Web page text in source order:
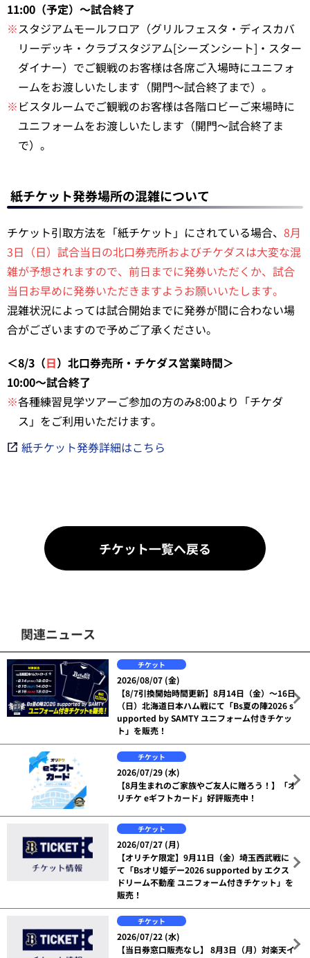
11:00（予定）～試合終了
※スタジアムモールフロア（グリルフェスタ・ディスカバ
リーデッキ・クラブスタジアム[シーズンシート]・スター
ダイナー）でご観戦のお客様は各席ご入場時にユニフォ
ームをお渡しいたします（開門～試合終了まで）。
※ ビスタルームでご観戦のお客様は各階ロビーご来場時に
ユニフォームをお渡しいたします（開門～試合終了ま
で）。
紙チケット発券場所の混雑について
チケット引取方法を「紙チケット」にされている場合、 8月
3日（日）試合当日の北口券売所およびチケダスは大変な混
雑が予想されますので、前日までに発券いただくか、試合
当日お早めに発券いただきますようお願いいたします。
混雑状況によっては試合開始までに発券が間に合わない場
合がございますので予めご了承ください。
＜8/3（日）北口券売所・チケダス営業時間＞
10:00～試合終了
※各種練習見学ツアーご参加の方のみ8:00より「チケダ
ス」をご利用いただけます。
紙チケット発券詳細はこちら
チケット一覧へ戻る
関連ニュース
チケット
2026/08/07 (金)
【8/7引換開始時間更新】8月14日（金）～16日
（日）北海道日本ハム戦にて「Bs夏の陣2026 s
upported by SAMTY ユニフォーム付きチケッ
ト」を販売！
チケット
2026/07/29 (水)
【8月生まれのご家族やご友人に贈ろう！】「オ
リチケ eギフトカード」好評販売中！
チケット
2026/07/27 (月)
【オリチケ限定】9月11日（金）埼玉西武戦に
て「Bsオリ姫デー2026 supported by エクス
ドリーム不動産 ユニフォーム付きチケット」を
販売！
チケット
2026/07/22 (水)
【当日券窓口販売なし】 8月3日（月）対楽天イ